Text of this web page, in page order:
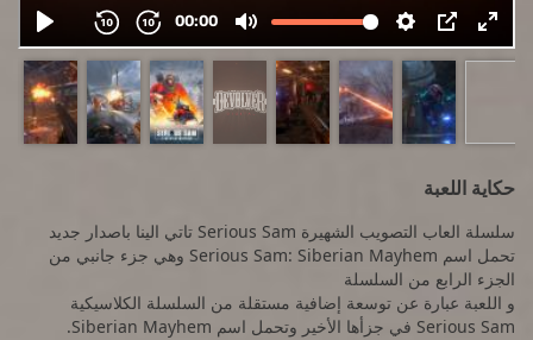
حكاية اللعبة
سلسلة العاب التصويب الشهيرة Serious Sam تاتي الينا باصدار جديد
تحمل اسم Serious Sam: Siberian Mayhem وهي جزء جانبي من
الجزء الرابع من السلسلة
و اللعبة عبارة عن توسعة إضافية مستقلة من السلسلة الكلاسيكية
Serious Sam في جزأها الأخير وتحمل اسم Siberian Mayhem.